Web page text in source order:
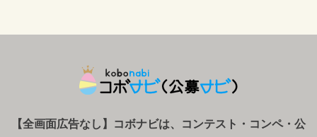
【全画面広告なし】コボナビは、コンテスト・コンペ・ 公